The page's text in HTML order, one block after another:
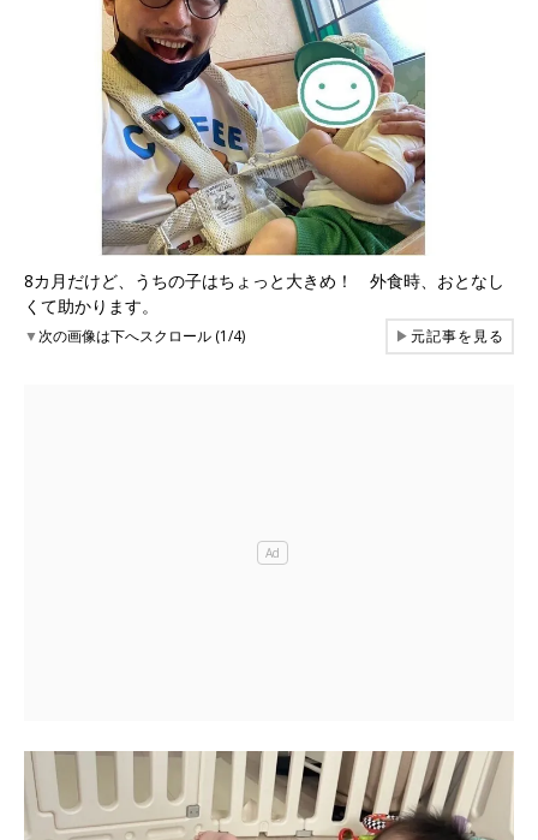
8カ月だけど、うちの子はちょっと大きめ！ 外食時、おとなし
くて助かります。
▼次の画像は下へスクロール (1/4) ▶元記事を見る